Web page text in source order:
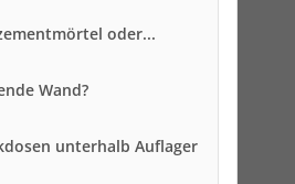
oder...
Wand?
unterhalb Auflager